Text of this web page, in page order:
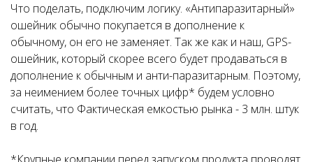
Что поделать, подключим логику. «Антипаразитарный»
ошейник обычно покупается в дополнение к
обычному, он его не заменяет. Так же как и наш, GPS-
ошейник, который скорее всего будет продаваться в
дополнение к обычным и анти-паразитарным. Поэтому,
за неимением более точных цифр* будем условно
считать, что Фактическая емкостью рынка - 3 млн. штук
в год.